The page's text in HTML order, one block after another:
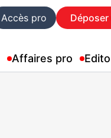
Accès pro Déposer
Affaires pro Edito